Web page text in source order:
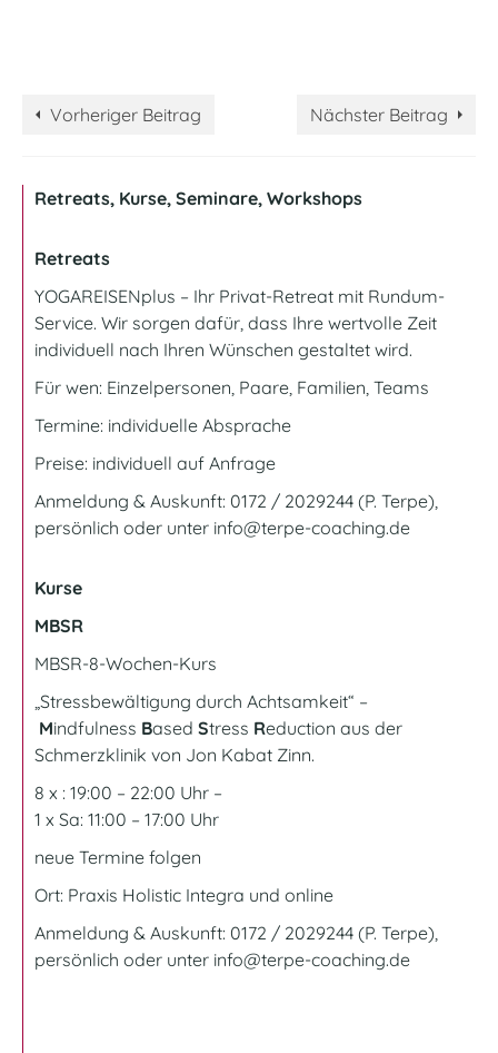
Vorheriger Beitrag Nächster Beitrag
Retreats, Kurse, Seminare, Workshops
Retreats
YOGAREISENplus – Ihr Privat-Retreat mit Rundum-
Service. Wir sorgen dafür, dass Ihre wertvolle Zeit
individuell nach Ihren Wünschen gestaltet wird.
Für wen: Einzelpersonen, Paare, Familien, Teams
Termine: individuelle Absprache
Preise: individuell auf Anfrage
Anmeldung & Auskunft: 0172 / 2029244 (P. Terpe),
persönlich oder unter info@terpe-coaching.de
Kurse
MBSR
MBSR-8-Wochen-Kurs
„Stressbewältigung durch Achtsamkeit“ –
Mindfulness Based Stress Reduction aus der
Schmerzklinik von Jon Kabat Zinn.
8 x : 19:00 – 22:00 Uhr –
1 x Sa: 11:00 – 17:00 Uhr
neue Termine folgen
Ort: Praxis Holistic Integra und online
Anmeldung & Auskunft: 0172 / 2029244 (P. Terpe),
persönlich oder unter info@terpe-coaching.de